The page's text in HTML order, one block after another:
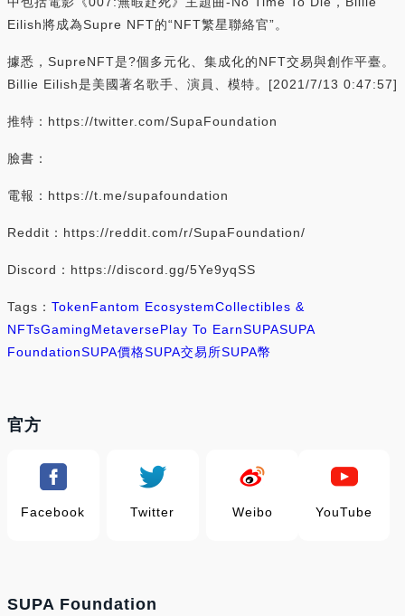
Eilish將成為Supre NFT的“NFT繁星聯絡官”。
據悉，SupreNFT是?個多元化、集成化的NFT交易與創作平臺。
Billie Eilish是美國著名歌手、演員、模特。[2021/7/13 0:47:57]
推特：https://twitter.com/SupaFoundation
臉書：
電報：https://t.me/supafoundation
Reddit：https://reddit.com/r/SupaFoundation/
Discord：https://discord.gg/5Ye9yqSS
Tags： TokenFantom EcosystemCollectibles &
NFTsGamingMetaversePlay To EarnSUPASUPA
FoundationSUPA價格SUPA交易所SUPA幣
官方
Facebook Twitter Weibo YouTube
SUPA Foundation